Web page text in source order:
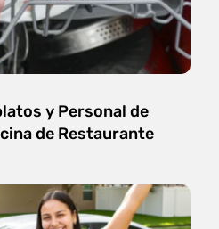
y Personal de
de Restaurante